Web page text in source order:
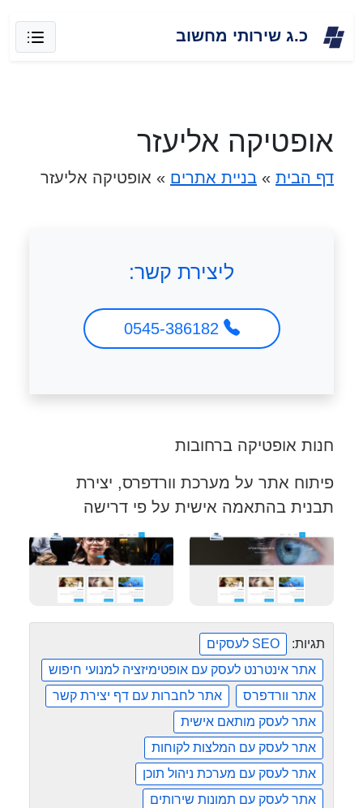
כ.ג שירותי מחשוב
אופטיקה אליעזר
דף הבית » בניית אתרים » אופטיקה אליעזר
ליצירת קשר:
חנות אופטיקה ברחובות
פיתוח אתר על מערכת וורדפרס, יצירת
תבנית בהתאמה אישית על פי דרישה
תגיות:
SEO לעסקים
אתר אינטרנט לעסק עם אופטימיזציה למנועי חיפוש
אתר וורדפרס
אתר לחברות עם דף יצירת קשר
אתר לעסק מותאם אישית
אתר לעסק עם המלצות לקוחות
אתר לעסק עם מערכת ניהול תוכן
אתר לעסק עם תמונות שירותים